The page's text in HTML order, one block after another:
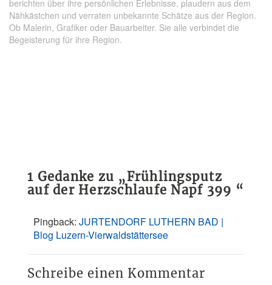
berichten über ihre persönlichen Erlebnisse, plaudern aus dem
Nähkästchen und verraten unbekannte Schätze aus der Region.
Ob Malerin, Grafiker oder Bauarbeiter. Sie alle verbindet die
Begeisterung für ihre Region.
1 Gedanke zu „Frühlingsputz
auf der Herzschlaufe Napf 399 “
Pingback: JURTENDORF LUTHERN BAD |
Blog Luzern-Vierwaldstättersee
Schreibe einen Kommentar